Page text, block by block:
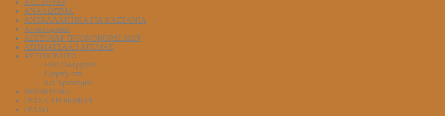
ΑΛΕΖΟΥΑΡ
ΑΝΑΛΩΣΙΜΑ
ΑΝΤΑΛΛΑΚΤΙΚΑ ΓΙΑ ΚΑΣΤΑΝΙΑ
Αντισκωριακό
ΑΞΕΣΟΥΑΡ ΠΡΙΟΝΟΚΟΡΔΕΛΩΝ
ΑΣΗΜΑΤΣΑΛΟ ΑΓΓΛΙΑΣ
ΑΥΤΟΚΙΝΗΤΟ
Είδη Συνεργείου
Εξαρτήματα
Κιτ Χρονισμού
ΒΕΡΜΟΥΔΕΣ
ΓΡΑΣΑ ΤΡΟΦΙΜΩΝ
ΓΡΑΣΟ